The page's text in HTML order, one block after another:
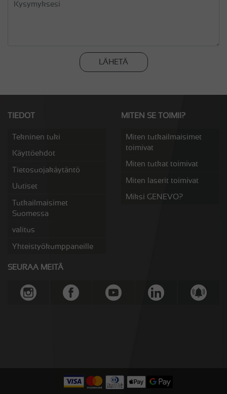
LÄHETÄ
TIEDOT
Tekninen tuki
Käyttöehdot
Tietosuojakäytäntö
Uutiset
Tutkailmaisimet
Suomessa
valitus
Yhteistyökumppaneille
MITEN SE TOIMII?
Miten tutkailmaisimet
toimivat
Miten tutkat toimivat
Miten laserit toimivat
Miksi GENEVO?
SEURAA MEITÄ